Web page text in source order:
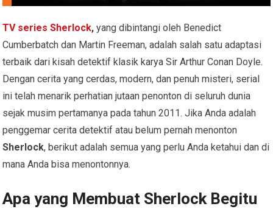
TV series Sherlock, yang dibintangi oleh Benedict
Cumberbatch dan Martin Freeman, adalah salah satu adaptasi
terbaik dari kisah detektif klasik karya Sir Arthur Conan Doyle.
Dengan cerita yang cerdas, modern, dan penuh misteri, serial
ini telah menarik perhatian jutaan penonton di seluruh dunia
sejak musim pertamanya pada tahun 2011. Jika Anda adalah
penggemar cerita detektif atau belum pernah menonton
Sherlock, berikut adalah semua yang perlu Anda ketahui dan di
mana Anda bisa menontonnya.
Apa yang Membuat Sherlock Begitu